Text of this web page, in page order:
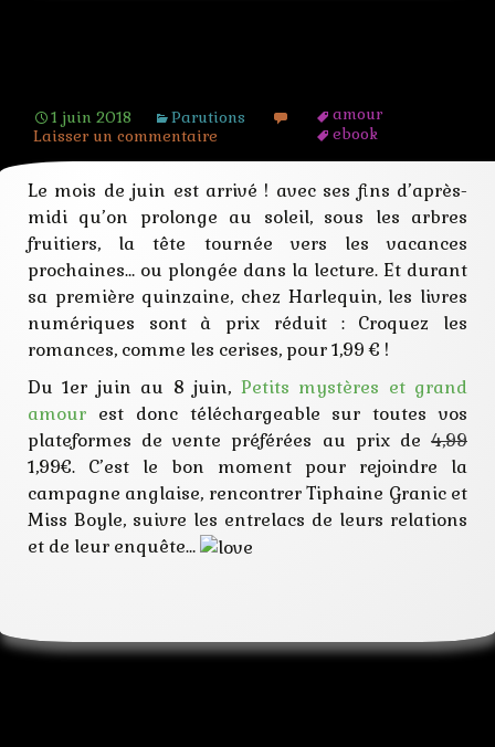
1 juin 2018 Parutions
amour
ebook
livre
prix
roman
romance
Laisser un commentaire
Le mois de juin est arrivé ! avec ses fins d’après-
midi qu’on prolonge au soleil, sous les arbres
fruitiers, la tête tournée vers les vacances
prochaines… ou plongée dans la lecture. Et durant
sa première quinzaine, chez Harlequin, les livres
numériques sont à prix réduit : Croquez les
romances, comme les cerises, pour 1,99 € !
Du 1er juin au 8 juin, Petits mystères et grand
amour est donc téléchargeable sur toutes vos
plateformes de vente préférées au prix de 4,99
1,99€. C’est le bon moment pour rejoindre la
campagne anglaise, rencontrer Tiphaine Granic et
Miss Boyle, suivre les entrelacs de leurs relations
et de leur enquête…